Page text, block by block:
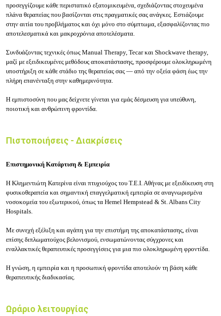
προσεγγίζουμε κάθε περιστατικό εξατομικευμένα, σχεδιάζοντας στοχευμένα
πλάνα θεραπείας που βασίζονται στις πραγματικές σας ανάγκες. Εστιάζουμε
στην αιτία του προβλήματος και όχι μόνο στο σύμπτωμα, εξασφαλίζοντας πιο
αποτελεσματικά και μακροχρόνια αποτελέσματα.
Συνδυάζοντας τεχνικές όπως Manual Therapy, Tecar και Shockwave therapy,
μαζί με εξειδικευμένες μεθόδους αποκατάστασης, προσφέρουμε ολοκληρωμένη
υποστήριξη σε κάθε στάδιο της θεραπείας σας — από την οξεία φάση έως την
πλήρη επανένταξη στην καθημερινότητα.
Η εμπιστοσύνη που μας δείχνετε γίνεται για εμάς δέσμευση για υπεύθυνη,
ποιοτική και ανθρώπινη φροντίδα.
Πιστοποιήσεις - Διακρίσεις
Επιστημονική Κατάρτιση & Εμπειρία
Η Κλημεντιώτη Κατερίνα είναι πτυχιούχος του Τ.Ε.Ι. Αθήνας με εξειδίκευση στη
φυσικοθεραπεία και σημαντική επαγγελματική εμπειρία σε αναγνωρισμένα
νοσοκομεία του εξωτερικού, όπως τα Hemel Hempstead & St. Albans City
Hospitals.
Με συνεχή εξέλιξη και αγάπη για την επιστήμη της αποκατάστασης, είναι
επίσης διπλωματούχος βελονισμού, ενσωματώνοντας σύγχρονες και
εναλλακτικές θεραπευτικές προσεγγίσεις για μια πιο ολοκληρωμένη φροντίδα.
Η γνώση, η εμπειρία και η προσωπική φροντίδα αποτελούν τη βάση κάθε
θεραπευτικής διαδικασίας.
Ωράριο λειτουργίας